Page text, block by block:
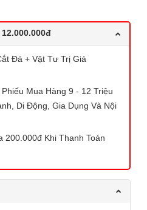
Đá + Vật Tư Trị Giá
Mua Hàng 9 - 12 Triệu
Di Động, Gia Dụng Và Nội
200.000đ Khi Thanh Toán